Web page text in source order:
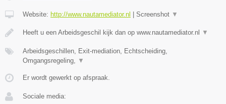
Website: http://www.nautamediator.nl Screenshot ▼
Heeft u een Arbeidsgeschil kijk dan op www.nautamediator.nl ▼
Arbeidsgeschillen, Exit-mediation, Echtscheiding,
Omgangsregeling,
▼
Er wordt gewerkt op afspraak.
Sociale media: